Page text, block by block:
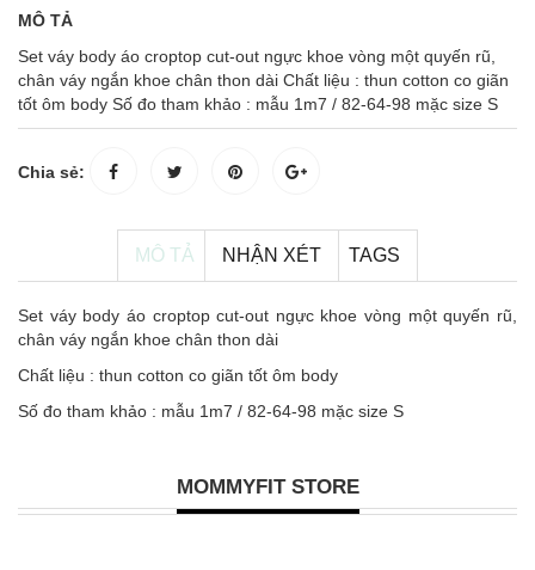
MÔ TẢ
Set váy body áo croptop cut-out ngực khoe vòng một quyến rũ,
chân váy ngắn khoe chân thon dài Chất liệu : thun cotton co giãn
tốt ôm body Số đo tham khảo : mẫu 1m7 / 82-64-98 mặc size S
Chia sẻ:
MÔ TẢ NHẬN XÉT TAGS
Set váy body áo croptop cut-out ngực khoe vòng một quyến rũ,
chân váy ngắn khoe chân thon dài
Chất liệu : thun cotton co giãn tốt ôm body
Số đo tham khảo : mẫu 1m7 / 82-64-98 mặc size S
MOMMYFIT STORE